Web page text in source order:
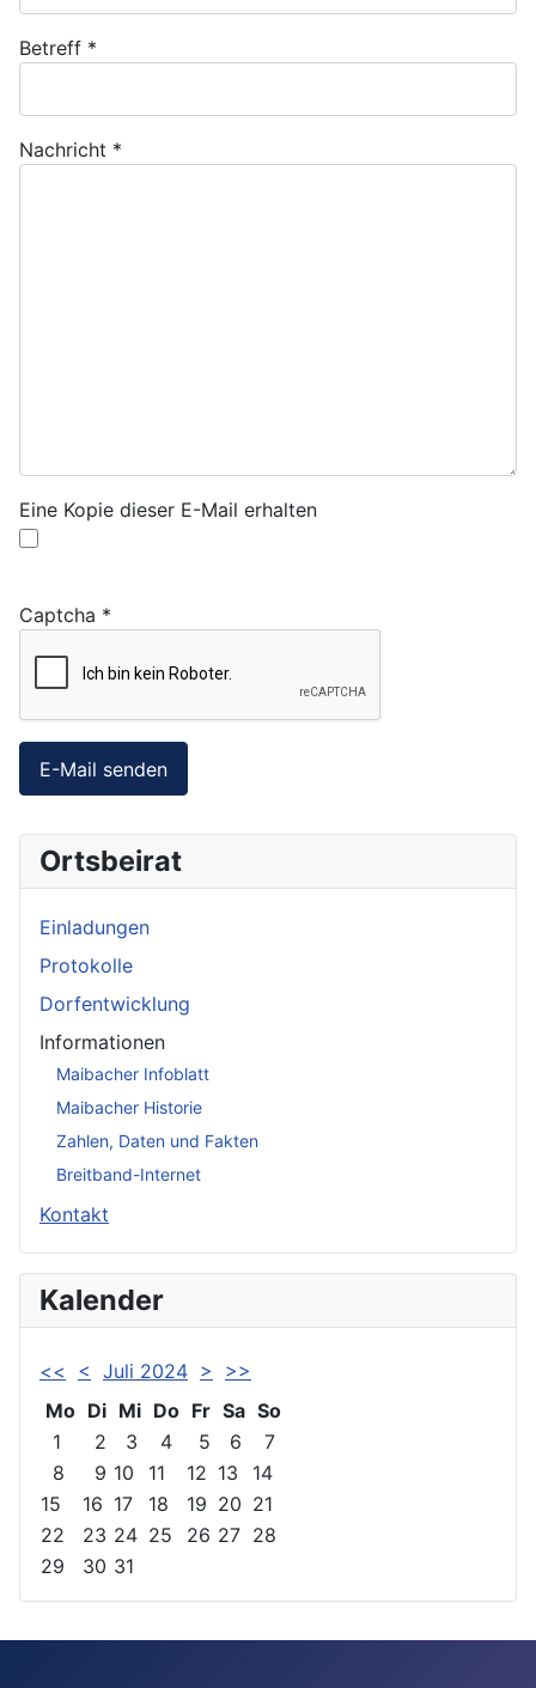
Ortsbeirat
Einladungen
Protokolle
Dorfentwicklung
Informationen
Maibacher Infoblatt
Maibacher Historie
Zahlen, Daten und Fakten
Breitband-Internet
Kontakt
Kalender
<< < Juli 2024 >
>>
Mo Di Mi Do Fr Sa So
1
2 3 4 5 6
7
8
9 10 11 12 13
14
15
16 17 18 19 20 21
22
23 24 25 26 27 28
29
30 31
Betreff *
Nachricht *
Eine Kopie dieser E-Mail erhalten
Captcha *
E-Mail senden